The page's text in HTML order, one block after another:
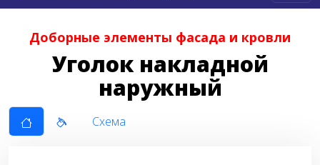
Доборные элементы фасада и кровли
Уголок накладной
наружный
Схема